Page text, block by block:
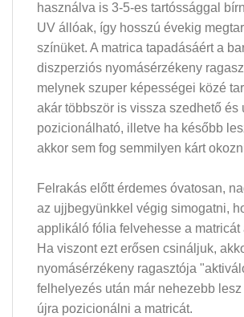
használva is 3-5-es tartóssággal
UV állóak, így hosszú évekig
színüket. A matrica tapadásáért a
diszperziós nyomásérzékeny
melynek szuper képességei közé
akár többször is vissza szedhető és
pozicionálható, illetve ha később
akkor sem fog semmilyen kárt
Felrakás előtt érdemes óvatosan,
az ujjbegyünkkel végig simogatni,
applikáló fólia felvehesse a matricát
Ha viszont ezt erősen csináljuk,
nyomásérzékeny ragasztója
felhelyezés után már nehezebb
újra pozicionálni a matricát.